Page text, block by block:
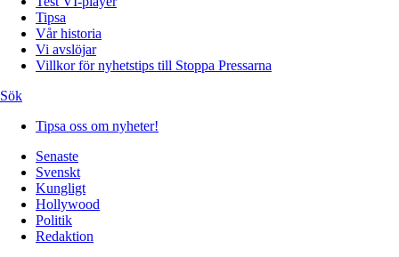
Tipsa
Vår historia
Vi avslöjar
Villkor för nyhetstips till Stoppa Pressarna
Sök
Tipsa oss om nyheter!
Senaste
Svenskt
Kungligt
Hollywood
Politik
Redaktion